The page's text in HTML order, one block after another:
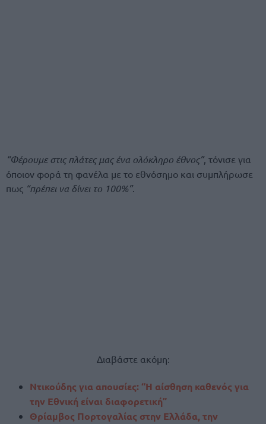
“Φέρουμε στις πλάτες μας ένα ολόκληρο έθνος”, τόνισε για
όποιον φορά τη φανέλα με το εθνόσημο και συμπλήρωσε
πως “πρέπει να δίνει το 100%”.
Διαβάστε ακόμη:
Ντικούδης για απουσίες: “Η αίσθηση καθενός για
την Εθνική είναι διαφορετική”
Θρίαμβος Πορτογαλίας στην Ελλάδα, την